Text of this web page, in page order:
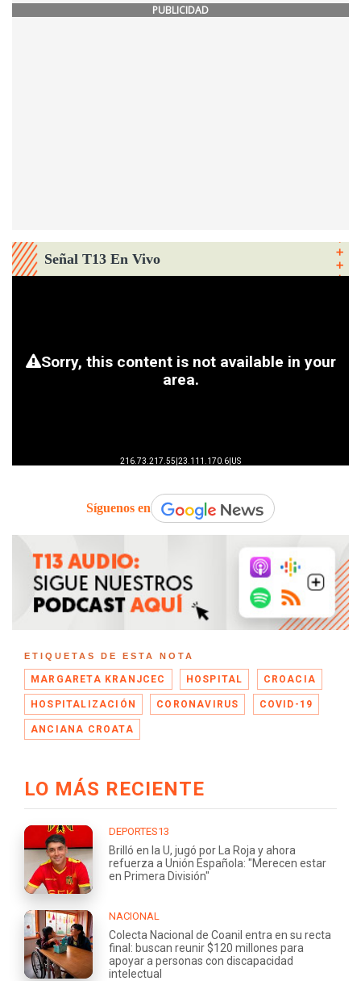
PUBLICIDAD
Señal T13 En Vivo
Síguenos en
ETIQUETAS DE ESTA NOTA
MARGARETA KRANJCEC HOSPITAL CROACIA
HOSPITALIZACIÓN CORONAVIRUS COVID-19
ANCIANA CROATA
LO MÁS RECIENTE
DEPORTES13
Brilló en la U, jugó por La Roja y ahora
refuerza a Unión Española: "Merecen estar
en Primera División"
NACIONAL
Colecta Nacional de Coanil entra en su recta
final: buscan reunir $120 millones para
apoyar a personas con discapacidad
intelectual